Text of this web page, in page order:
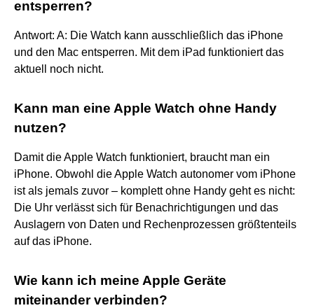
entsperren?
Antwort: A: Die Watch kann ausschließlich das iPhone
und den Mac entsperren. Mit dem iPad funktioniert das
aktuell noch nicht.
Kann man eine Apple Watch ohne Handy
nutzen?
Damit die Apple Watch funktioniert, braucht man ein
iPhone. Obwohl die Apple Watch autonomer vom iPhone
ist als jemals zuvor – komplett ohne Handy geht es nicht:
Die Uhr verlässt sich für Benachrichtigungen und das
Auslagern von Daten und Rechenprozessen größtenteils
auf das iPhone.
Wie kann ich meine Apple Geräte
miteinander verbinden?